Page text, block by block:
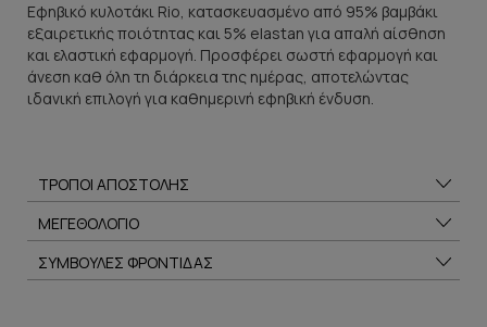
Εφηβικό κυλοτάκι Rio, κατασκευασμένο από 95% βαμβάκι
εξαιρετικής ποιότητας και 5% elastan για απαλή αίσθηση
και ελαστική εφαρμογή. Προσφέρει σωστή εφαρμογή και
άνεση καθ όλη τη διάρκεια της ημέρας, αποτελώντας
ιδανική επιλογή για καθημερινή εφηβική ένδυση.
ΤΡΟΠΟΙ ΑΠΟΣΤΟΛΗΣ
ΜΕΓΕΘΟΛΟΓΙΟ
ΣΥΜΒΟΥΛΕΣ ΦΡΟΝΤΙΔΑΣ